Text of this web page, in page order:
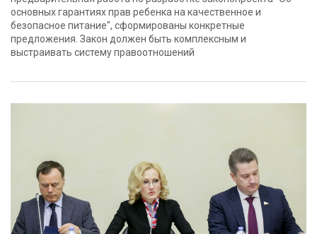
основных гарантиях прав ребенка на качественное и
безопасное питание", сформированы конкретные
предложения. Закон должен быть комплексным и
выстраивать систему правоотношений